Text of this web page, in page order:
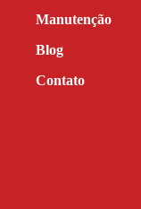
Manutenção
Blog
Contato